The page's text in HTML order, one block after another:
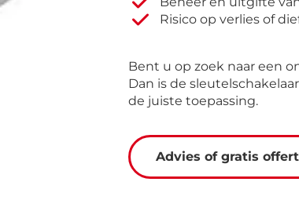
Risico op verlies of
Bent u op zoek naar een
Dan is de
de juiste toepassing.
Advies of gratis